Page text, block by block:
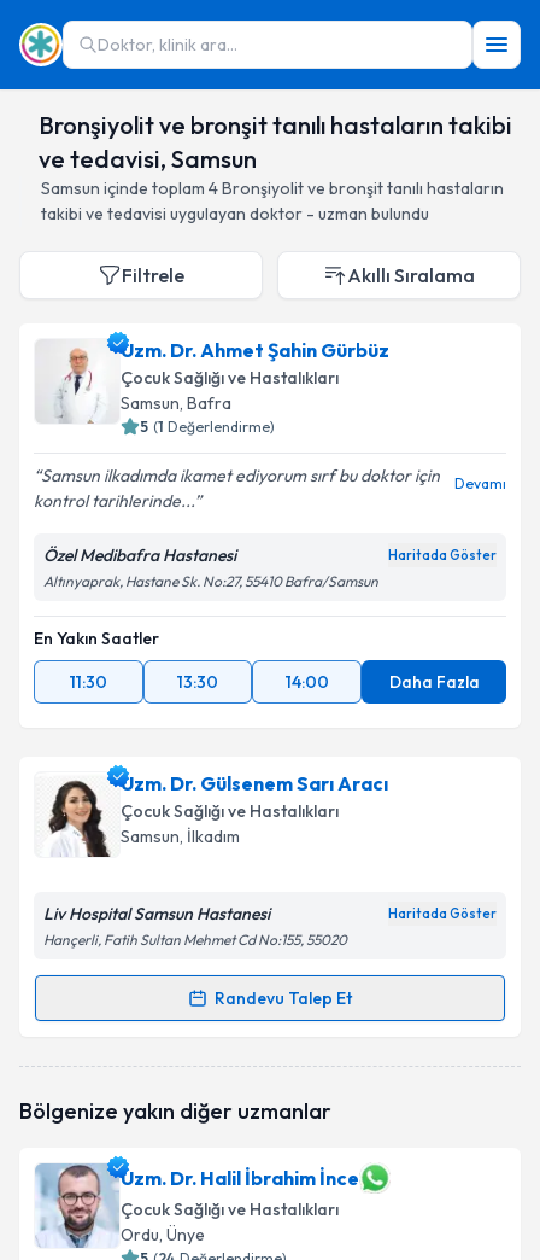
Doktor, klinik ara...
Bronşiyolit ve bronşit tanılı hastaların takibi
ve tedavisi, Samsun
Samsun içinde toplam 4Bronşiyolit ve bronşit tanılı hastaların
takibi ve tedavisi uygulayan doktor - uzman bulundu
Filtrele Akıllı Sıralama
Uzm. Dr. Ahmet Şahin Gürbüz
Çocuk Sağlığı ve Hastalıkları
Samsun, Bafra
5 (1 Değerlendirme)
Samsun ilkadımda ikamet ediyorum sırf bu doktor için
kontrol tarihlerinde...
Devamı
Özel Medibafra Hastanesi Haritada Göster
Altınyaprak, Hastane Sk. No:27, 55410 Bafra/Samsun
En Yakın Saatler
11:30
13:30 14:00 Daha Fazla
Uzm. Dr. Gülsenem Sarı Aracı
Çocuk Sağlığı ve Hastalıkları
Samsun, İlkadım
Liv Hospital Samsun Hastanesi Haritada Göster
Hançerli, Fatih Sultan Mehmet Cd No:155, 55020
Randevu Talep Et
Randevu Takvimi Talebi
talebi oluşturun. Size bu uzmandan randevu almanız
bilgilendireceğiz.
E-posta Adresiniz
Bölgenize yakın diğer uzmanlar
Uzm. Dr. Halil İbrahim İnce
Çocuk Sağlığı ve Hastalıkları
Ordu, Ünye